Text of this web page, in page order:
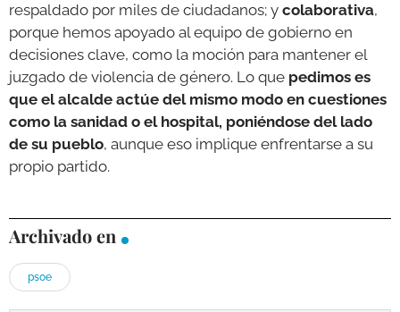
respaldado por miles de ciudadanos; y colaborativa,
porque hemos apoyado al equipo de gobierno en
decisiones clave, como la moción para mantener el
juzgado de violencia de género. Lo que pedimos es
que el alcalde actúe del mismo modo en cuestiones
como la sanidad o el hospital, poniéndose del lado
de su pueblo, aunque eso implique enfrentarse a su
propio partido.
Archivado en
psoe